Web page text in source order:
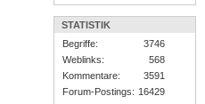
STATISTIK
Begriffe:
3746
Weblinks:
568
Kommentare:
3591
Forum-Postings: 16429